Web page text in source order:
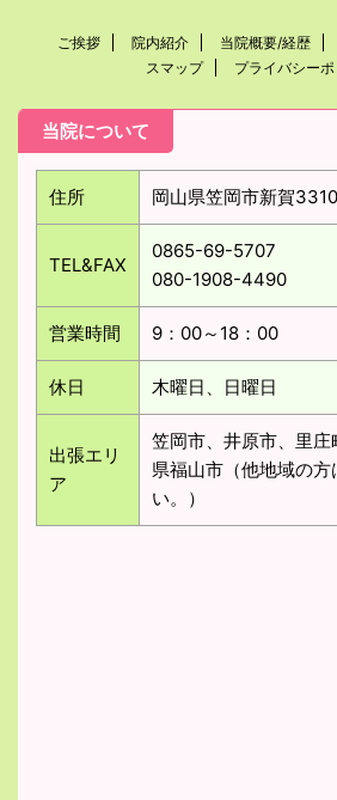
ご挨拶 院内紹介 当院概要/経歴
スマップ
プライバシー
当院について
住所 岡山県笠岡市新賀3310
TEL&FAX
0865-69-5707
080-1908-4490
営業時間 9：00～18：00
休日 木曜日、日曜日
出張エリ
ア
笠岡市、井原市、里
県福山市（他地域の方
い。）